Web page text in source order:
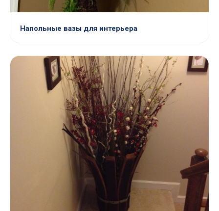
Напольные вазы для интерьера